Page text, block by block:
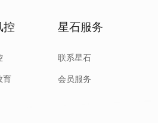
控
育
星石服务
联系星石
会员服务